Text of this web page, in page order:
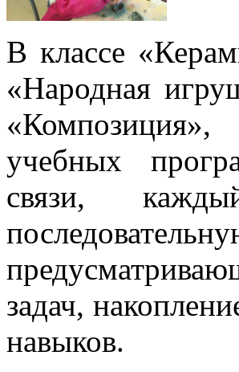
В классе
«Народная
учебных
связи,
задач,
навыков.